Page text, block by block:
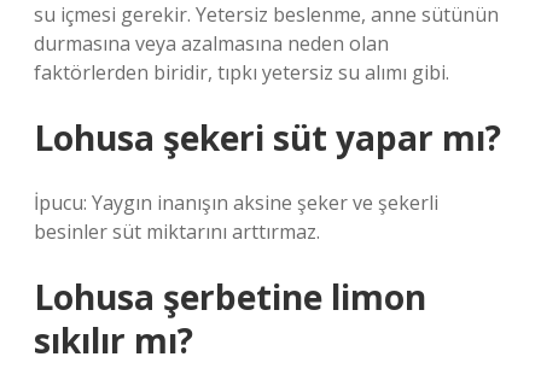
su içmesi gerekir. Yetersiz beslenme, anne sütünün
durmasına veya azalmasına neden olan
faktörlerden biridir, tıpkı yetersiz su alımı gibi.
Lohusa şekeri süt yapar mı?
İpucu: Yaygın inanışın aksine şeker ve şekerli
besinler süt miktarını arttırmaz.
Lohusa şerbetine limon
sıkılır mı?